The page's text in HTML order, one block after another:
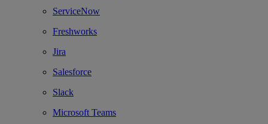
ServiceNow
Freshworks
Jira
Salesforce
Slack
Microsoft Teams